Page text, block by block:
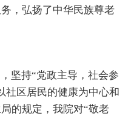
，弘扬了中华民族尊老
坚持“党政主导，社会参
社区居民的健康为中心和
的规定，我院对“敬老